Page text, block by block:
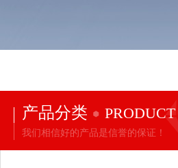
产品分类 PRODUCT
我们相信好的产品是信誉的保证！